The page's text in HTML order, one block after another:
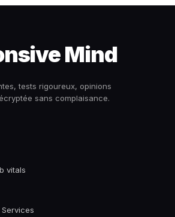
Mind
tests rigoureux, opinions
sans complaisance.
vitals